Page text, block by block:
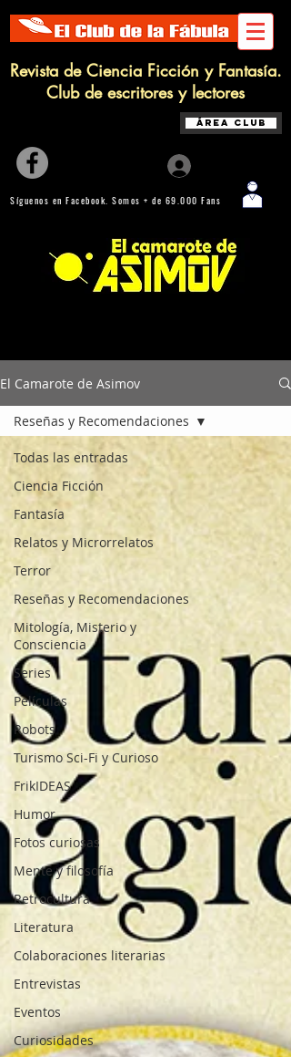
Revista de Ciencia Ficción y Fantasía.
Club de escritores y lectores
Área Club
Síguenos en Facebook. Somos + de 69.000 Fans
El Camarote de Asimov
Todas las entradas
Ciencia Ficción
Fantasía
Relatos y Microrrelatos
Terror
Reseñas y Recomendaciones
Mitología, Misterio y
Consciencia
Series
Películas
Robots
Turismo Sci-Fi y Curioso
FrikIDEAS
Humor
Fotos curiosas
Mente y filosofía
Retrocultura
Literatura
Colaboraciones literarias
Entrevistas
Eventos
Curiosidades
Reseñas y Recomendaciones